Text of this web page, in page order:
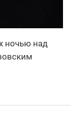
ночью над